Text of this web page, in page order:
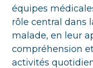
équipes
rôle central dans
malade, en leur
compréhension
activités